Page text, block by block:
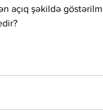
açıq şəkildə